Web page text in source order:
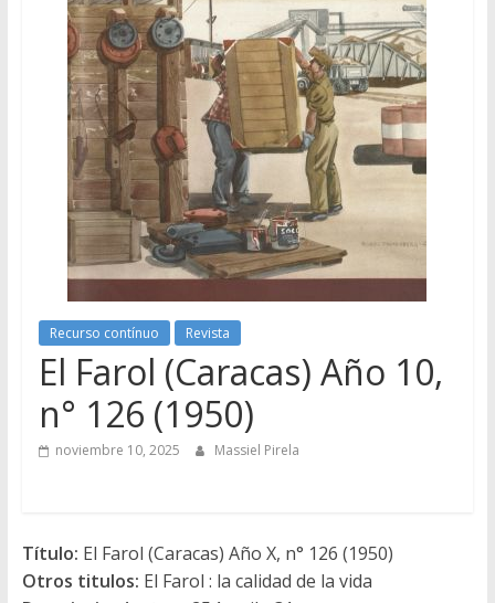
Recurso contínuo Revista
El Farol (Caracas) Año 10,
n° 126 (1950)
noviembre 10, 2025 Massiel Pirela
Título: El Farol (Caracas) Año X, n° 126 (1950)
Otros titulos: El Farol : la calidad de la vida